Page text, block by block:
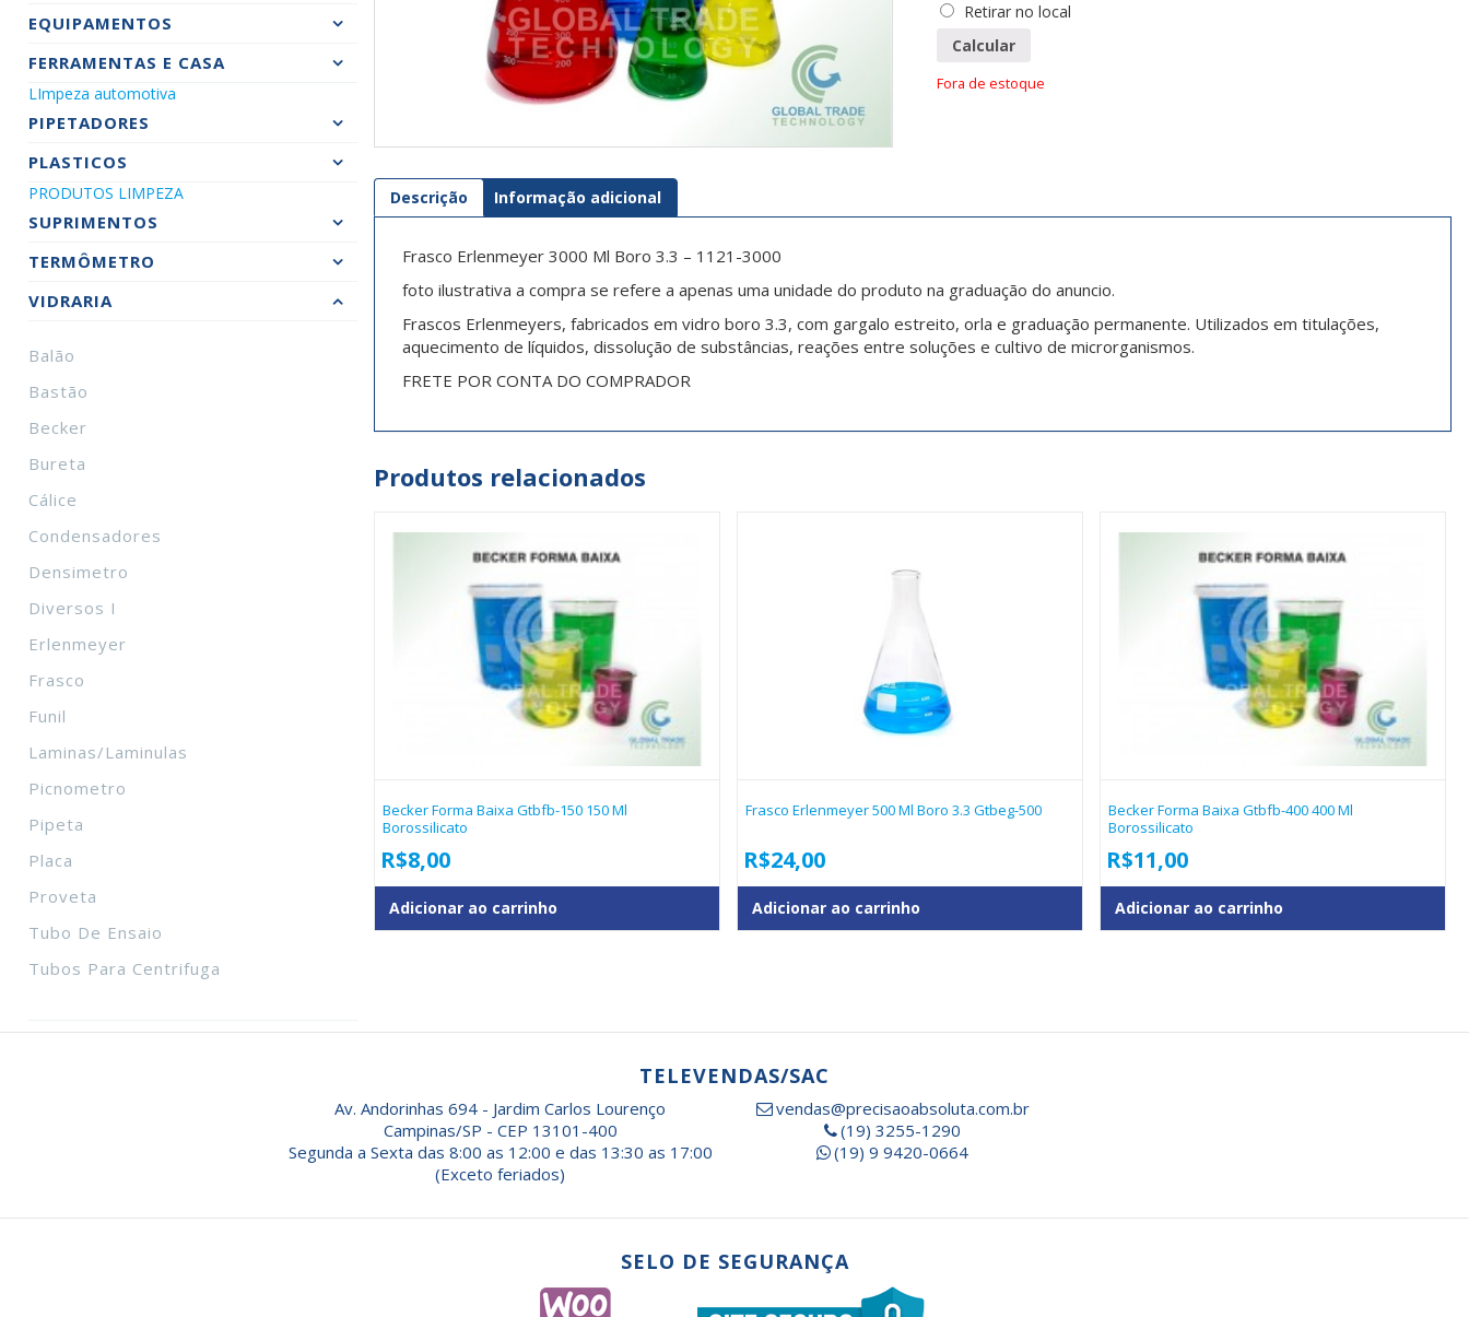
EQUIPAMENTOS
FERRAMENTAS E CASA
LImpeza automotiva
PIPETADORES
PLASTICOS
PRODUTOS LIMPEZA
SUPRIMENTOS
TERMÔMETRO
VIDRARIA
Balão
Bastão
Becker
Bureta
Cálice
Condensadores
Densimetro
Diversos I
Erlenmeyer
Frasco
Funil
Laminas/Laminulas
Picnometro
Pipeta
Placa
Proveta
Tubo De Ensaio
Tubos Para Centrifuga
Retirar no local
Calcular
Fora de estoque
Descrição Informação adicional
Frasco Erlenmeyer 3000 Ml Boro 3.3 – 1121-3000
foto ilustrativa a compra se refere a apenas uma unidade do produto na graduação do anuncio.
Frascos Erlenmeyers, fabricados em vidro boro 3.3, com gargalo estreito, orla e graduação permanente. Utilizados em titulações,
aquecimento de líquidos, dissolução de substâncias, reações entre soluções e cultivo de microrganismos.
FRETE POR CONTA DO COMPRADOR
Produtos relacionados
Becker Forma Baixa Gtbfb-150 150 Ml
Borossilicato
R$8,00
Adicionar ao carrinho
Frasco Erlenmeyer 500 Ml Boro 3.3 Gtbeg-500
R$24,00
Adicionar ao carrinho
Becker Forma Baixa Gtbfb-400 400 Ml
Borossilicato
R$11,00
Adicionar ao carrinho
TELEVENDAS/SAC
Av. Andorinhas 694 - Jardim Carlos Lourenço
Campinas/SP - CEP 13101-400
Segunda a Sexta das 8:00 as 12:00 e das 13:30 as 17:00
(Exceto feriados)
vendas@precisaoabsoluta.com.br
(19) 3255-1290
(19) 9 9420-0664
SELO DE SEGURANÇA